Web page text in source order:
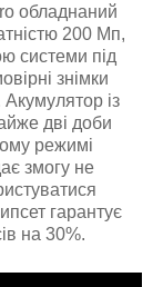
обладнаний
200 Мп,
системи під
знімки
із
дві доби
режимі
змогу не
гарантує
на 30%.